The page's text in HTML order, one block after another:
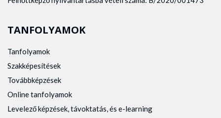
TANFOLYAMOK
Tanfolyamok
Szakképesítések
Továbbképzések
Online tanfolyamok
Levelező képzések, távoktatás, és e-learning